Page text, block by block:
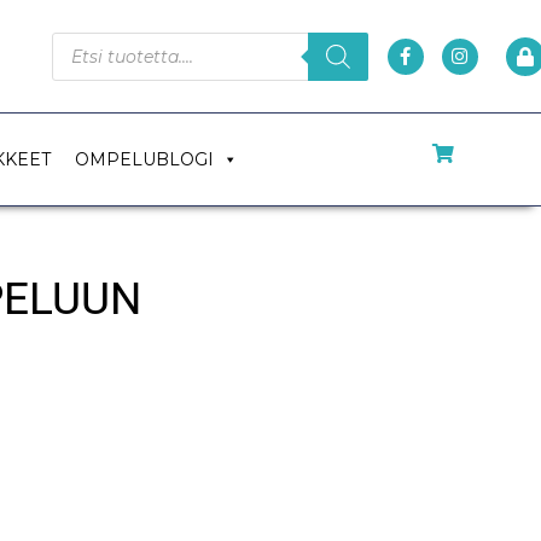
OMPELUBLOGI